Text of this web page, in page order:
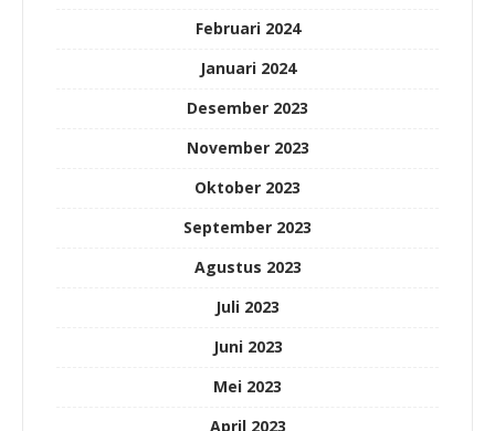
Februari 2024
Januari 2024
Desember 2023
November 2023
Oktober 2023
September 2023
Agustus 2023
Juli 2023
Juni 2023
Mei 2023
April 2023